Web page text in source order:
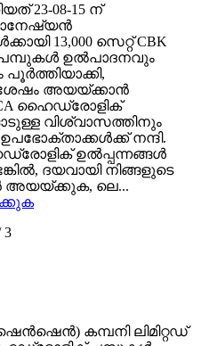
23-08-15 ന്
13,000 സെറ്റ് CBK
പമ്പുകൾ ഉൽ‌പാദനവും
ശേഷം അയയ്ക്കാൻ
ഹൈഡ്രോളിക്
വിശ്വാസത്തിനും
നന്ദി.
ഉൽപ്പന്നങ്ങൾ
ദയവായി നിങ്ങളുടെ
ലെ...
3
കമ്പനി ലിമിറ്റഡ്